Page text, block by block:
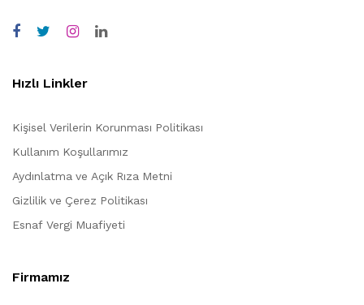
Hızlı Linkler
Kişisel Verilerin Korunması Politikası
Kullanım Koşullarımız
Aydınlatma ve Açık Rıza Metni
Gizlilik ve Çerez Politikası
Esnaf Vergi Muafiyeti
Firmamız